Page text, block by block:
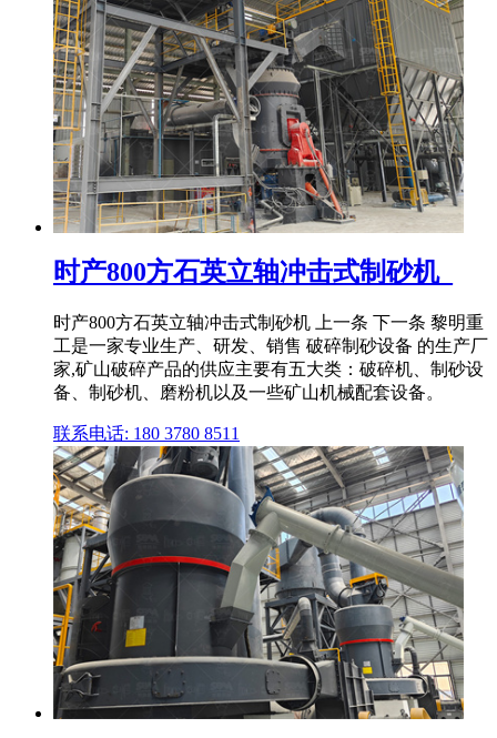
时产800方石英立轴冲击式制砂机_
时产800方石英立轴冲击式制砂机 上一条 下一条 黎明重
工是一家专业生产、研发、销售 破碎制砂设备 的生产厂
家,矿山破碎产品的供应主要有五大类：破碎机、制砂设
备、制砂机、磨粉机以及一些矿山机械配套设备。
联系电话: 180 3780 8511